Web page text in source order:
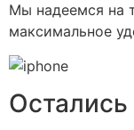
Мы надеемся на
максимальное